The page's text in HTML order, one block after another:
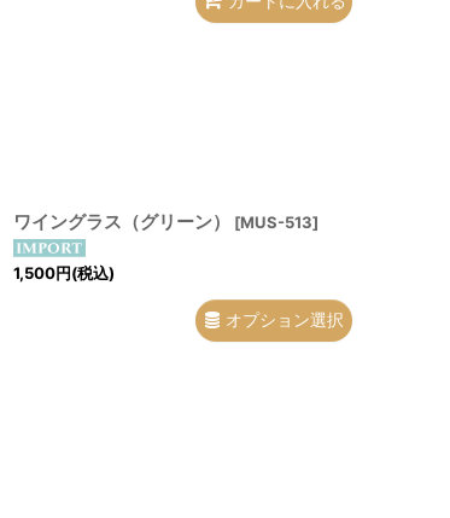
ワイングラス（グリーン） [MUS-513]
1,500円(税込)
オプション選択